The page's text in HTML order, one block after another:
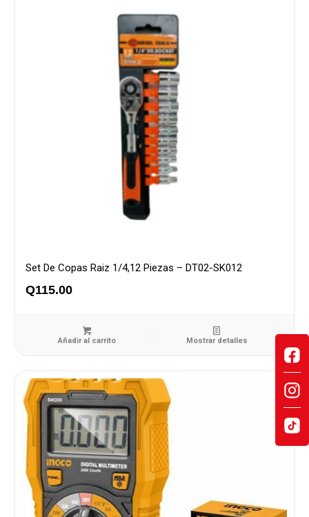
Set De Copas Raiz 1/4,12 Piezas – DT02-SK012
Q115.00
Añadir al carrito Mostrar detalles